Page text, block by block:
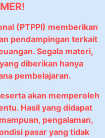
(PTPPI) memberikan
pendampingan terkait
Segala materi,
diberikan hanya
pembelajaran.
akan memperoleh
Hasil yang didapat
pengalaman,
pasar yang tidak